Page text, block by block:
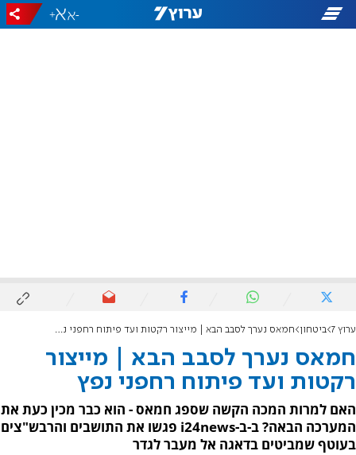
-
+
ערוץ 7 ביטחון חמאס נערך לסבב הבא | מייצור רקטות ועד פיתוח רחפני נפץ
חמאס נערך לסבב הבא | מייצור
רקטות ועד פיתוח רחפני נפץ
האם למרות המכה הקשה שספג חמאס - הוא כבר מכין כעת את
המערכה הבאה? ב-ב-i24news פגשו את התושבים והרבש"צים
בעוטף שמביטים בדאגה אל מעבר לגדר